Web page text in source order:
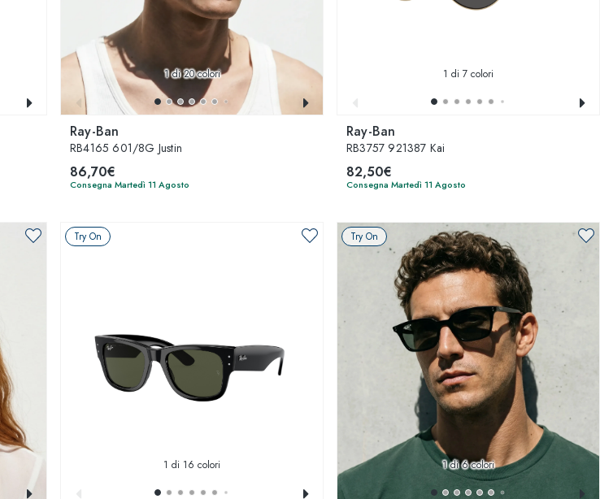
1di 20 colori
Ray-Ban
RB4165 601/8G Justin
86,70€
Consegna Martedì 11 Agosto
1 di 7 colori
Ray-Ban
RB3757 921387 Kai
82,50€
Consegna Martedì 11 Agosto
Try On
1 di 16 colori
Try On
1di 6 colori